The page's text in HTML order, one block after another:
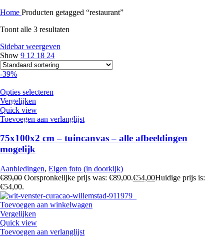
Home Producten getagged “restaurant”
Toont alle 3 resultaten
Sidebar weergeven
Show 9 12 18 24
-39%
Opties selecteren
Vergelijken
Quick view
Toevoegen aan verlanglijst
75x100x2 cm – tuincanvas – alle afbeeldingen
mogelijk
Aanbiedingen, Eigen foto (in doorkijk)
€89,00 Oorspronkelijke prijs was: €89,00.€54,00Huidige prijs is:
€54,00.
Toevoegen aan winkelwagen
Vergelijken
Quick view
Toevoegen aan verlanglijst